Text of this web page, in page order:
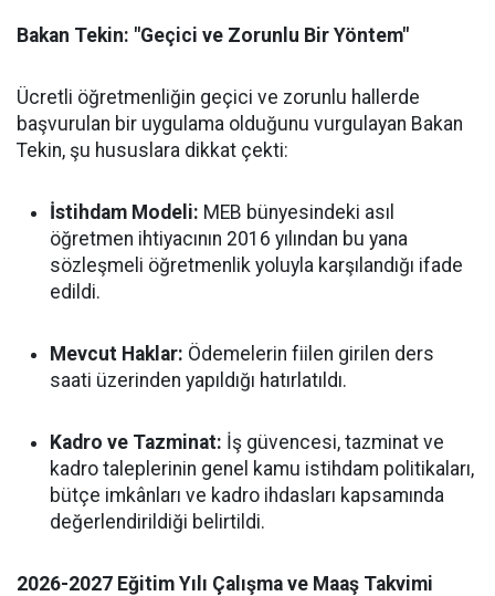
Bakan Tekin: "Geçici ve Zorunlu Bir Yöntem"
Ücretli öğretmenliğin geçici ve zorunlu hallerde
başvurulan bir uygulama olduğunu vurgulayan Bakan
Tekin, şu hususlara dikkat çekti:
İstihdam Modeli: MEB bünyesindeki asıl
öğretmen ihtiyacının 2016 yılından bu yana
sözleşmeli öğretmenlik yoluyla karşılandığı ifade
edildi.
Mevcut Haklar: Ödemelerin fiilen girilen ders
saati üzerinden yapıldığı hatırlatıldı.
Kadro ve Tazminat: İş güvencesi, tazminat ve
kadro taleplerinin genel kamu istihdam politikaları,
bütçe imkânları ve kadro ihdasları kapsamında
değerlendirildiği belirtildi.
2026-2027 Eğitim Yılı Çalışma ve Maaş Takvimi